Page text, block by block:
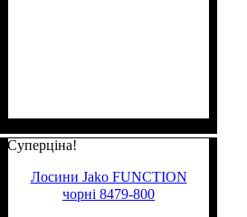
Суперціна!
Лосини Jako FUNCTION
чорні 8479-800